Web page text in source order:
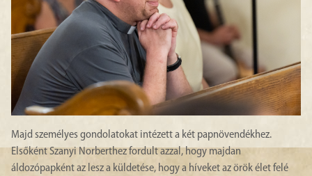
Majd személyes gondolatokat intézett a két papnövendékhez.
Elsőként Szanyi Norberthez fordult azzal, hogy majdan
áldozópapként az lesz a küldetése, hogy a híveket az örök élet felé